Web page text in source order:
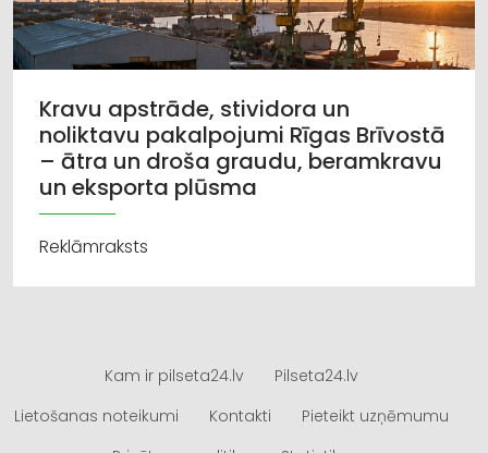
Kravu apstrāde, stividora un
noliktavu pakalpojumi Rīgas Brīvostā
– ātra un droša graudu, beramkravu
un eksporta plūsma
Reklāmraksts
Kam ir pilseta24.lv
Pilseta24.lv
Lietošanas noteikumi
Kontakti
Pieteikt uzņēmumu